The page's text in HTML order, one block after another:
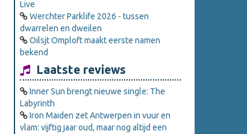
Live
Werchter Parklife 2026 - tussen
dwarrelen en dweilen
Oilsjt Omploft maakt eerste namen
bekend
Laatste reviews
Inner Sun brengt nieuwe single: The
Labyrinth
Iron Maiden zet Antwerpen in vuur en
vlam: vijftig jaar oud, maar nog altijd een